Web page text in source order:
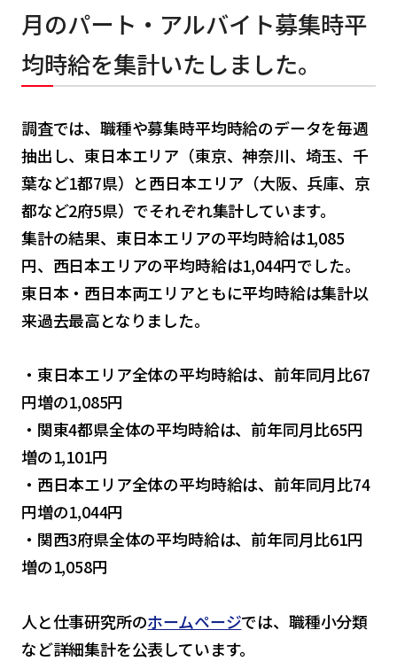
月のパート・アルバイト募集時平
均時給を集計いたしました。
調査では、職種や募集時平均時給のデータを毎週
抽出し、東日本エリア（東京、神奈川、埼玉、千
葉など1都7県）と西日本エリア（大阪、兵庫、京
都など2府5県）でそれぞれ集計しています。
集計の結果、東日本エリアの平均時給は1,085
円、西日本エリアの平均時給は1,044円でした。
東日本・西日本両エリアともに平均時給は集計以
来過去最高となりました。
・東日本エリア全体の平均時給は、前年同月比67
円増の1,085円
・関東4都県全体の平均時給は、前年同月比65円
増の1,101円
・西日本エリア全体の平均時給は、前年同月比74
円増の1,044円
・関西3府県全体の平均時給は、前年同月比61円
増の1,058円
人と仕事研究所のホームページでは、職種小分類
など詳細集計を公表しています。